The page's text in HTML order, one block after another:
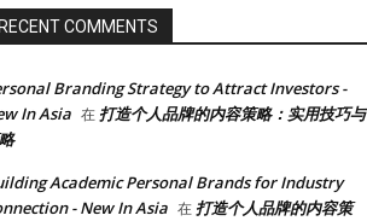
COMMENTS
Branding Strategy to Attract Investors -
In Asia 在 打造个人品牌的内容策略：实用技巧与
Academic Personal Brands for Industry
- New In Asia 在 打造个人品牌的内容策